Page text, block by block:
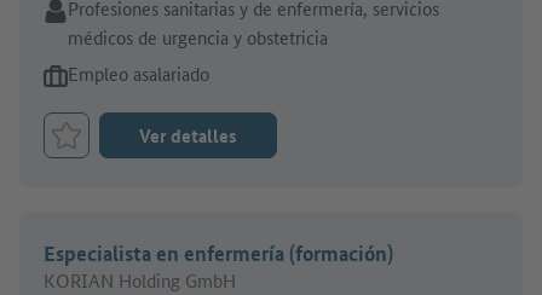
Sector:
Profesiones sanitarias y de enfermería, servicios
médicos de urgencia y obstetricia
Tipo de oferta de empleo:
Empleo asalariado
Marcar el trabajo como favorito
Ver detalles
Especialista en enfermería (formación)
KORIAN Holding GmbH